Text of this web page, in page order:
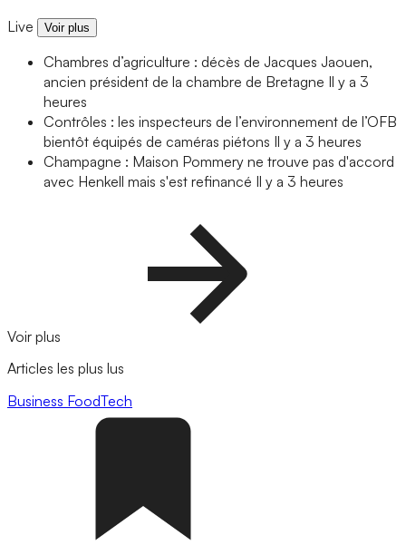
Live Voir plus
Chambres d’agriculture : décès de Jacques Jaouen,
ancien président de la chambre de Bretagne Il y a 3
heures
Contrôles : les inspecteurs de l’environnement de l’OFB
bientôt équipés de caméras piétons Il y a 3 heures
Champagne : Maison Pommery ne trouve pas d'accord
avec Henkell mais s'est refinancé Il y a 3 heures
Voir plus
Articles les plus lus
Business FoodTech